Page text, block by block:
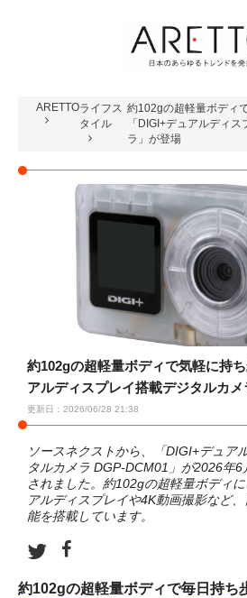
ARETTOライフス
タイル
約102gの超軽量ボディ
「DIGI+デュアルディ
ラ」が登場
約102gの超軽量ボディで気軽に持
アルディスプレイ搭載デジタルカ
更新日：2026/06/28 21:38
ソースネクストから、「DIGI+デュア
タルカメラ DGP-DCM01」が2026年
されました。約102gの超軽量ボディ
アルディスプレイや4K動画撮影など
能を搭載しています。
約102gの超軽量ボディで毎日持ち